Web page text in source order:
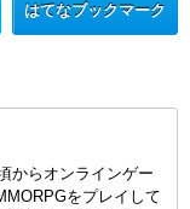
はてなブックマーク
からオンラインゲー
をプレイして